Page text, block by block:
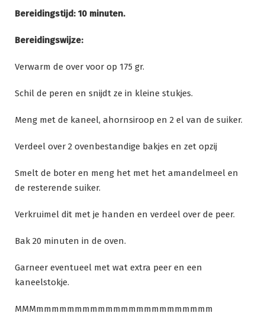
Bereidingstijd: 10 minuten.
Bereidingswijze:
Verwarm de over voor op 175 gr.
Schil de peren en snijdt ze in kleine stukjes.
Meng met de kaneel, ahornsiroop en 2 el van de suiker.
Verdeel over 2 ovenbestandige bakjes en zet opzij
Smelt de boter en meng het met het amandelmeel en
de resterende suiker.
Verkruimel dit met je handen en verdeel over de peer.
Bak 20 minuten in de oven.
Garneer eventueel met wat extra peer en een
kaneelstokje.
MMMmmmmmmmmmmmmmmmmmmmmmmm